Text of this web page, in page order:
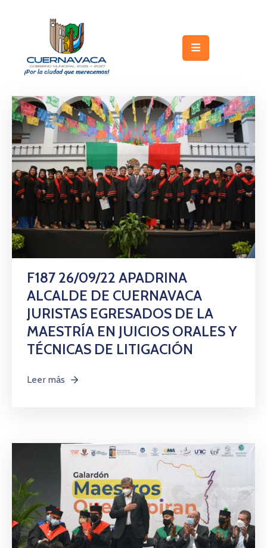
Gobierno
Turismo
Trámites
y
Servicios
Licitaciones
Transparencia
Directorio
F187 26/09/22 APADRINA
ALCALDE DE CUERNAVACA
JURISTAS EGRESADOS DE LA
MAESTRÍA EN JUICIOS ORALES Y
TÉCNICAS DE LITIGACIÓN
Leer más